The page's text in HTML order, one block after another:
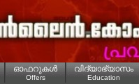
ഓഫറുകള്‍
Offers
വിദ്യാഭ്യാസം
Education